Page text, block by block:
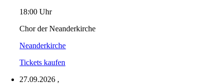
18:00 Uhr
Chor der Neanderkirche
Neanderkirche
Tickets kaufen
27.09.2026 ,